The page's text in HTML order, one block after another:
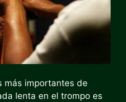
más importantes de
lenta en el trompo es